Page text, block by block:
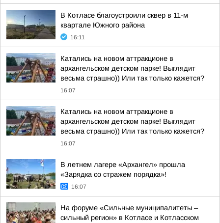
В Котласе благоустроили сквер в 11-м
квартале Южного района
16:11
Катались на новом аттракционе в
архангельском детском парке! Выглядит
весьма страшно)) Или так только кажется?
16:07
Катались на новом аттракционе в
архангельском детском парке! Выглядит
весьма страшно)) Или так только кажется?
16:07
В летнем лагере «Архангел» прошла
«Зарядка со стражем порядка»!
16:07
На форуме «Сильные муниципалитеты –
сильный регион» в Котласе и Котласском